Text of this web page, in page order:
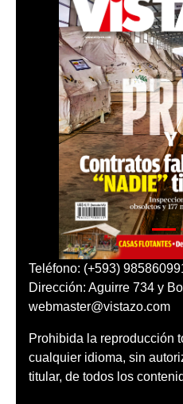
Teléfono: (+593)
Dirección: Aguirre 734 y
webmaster@vistazo.com
Prohibida la reproducción
cualquier idioma, sin
titular, de todos los